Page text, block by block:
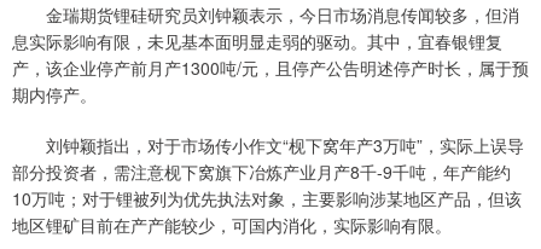
金瑞期货锂硅研究员刘钟颖表示，今日市场消息传闻较多，但消
息实际影响有限，未见基本面明显走弱的驱动。其中，宜春银锂复
产，该企业停产前月产1300吨/元，且停产公告明述停产时长，属于预
期内停产。
刘钟颖指出，对于市场传小作文“枧下窝年产3万吨”，实际上误导
部分投资者，需注意枧下窝旗下冶炼产业月产8千-9千吨，年产能约
10万吨；对于锂被列为优先执法对象，主要影响涉某地区产品，但该
地区锂矿目前在产产能较少，可国内消化，实际影响有限。